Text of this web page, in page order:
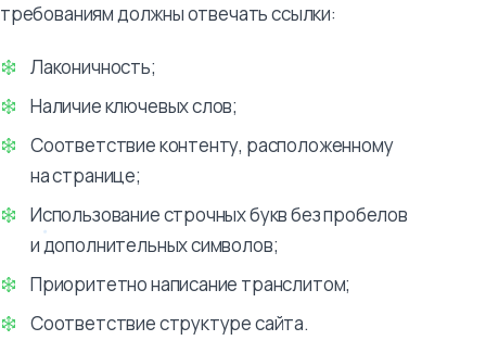
требованиям должны отвечать ссылки:
Лаконичность;
Наличие ключевых слов;
Соответствие контенту, расположенному
на странице;
Использование строчных букв без пробелов
и дополнительных символов;
Приоритетно написание транслитом;
Соответствие структуре сайта.